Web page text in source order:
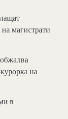
магистрати
на
в